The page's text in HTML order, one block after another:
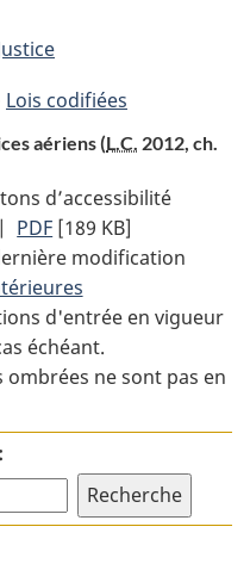
Lois codifiées
aériens (L.C. 2012, ch.
d’accessibilité
| PDF Texte
complet
:
Loi
sur
la
des
aériens
[189 KB]
modification
d'entrée en vigueur
échéant.
ombrées ne sont pas en